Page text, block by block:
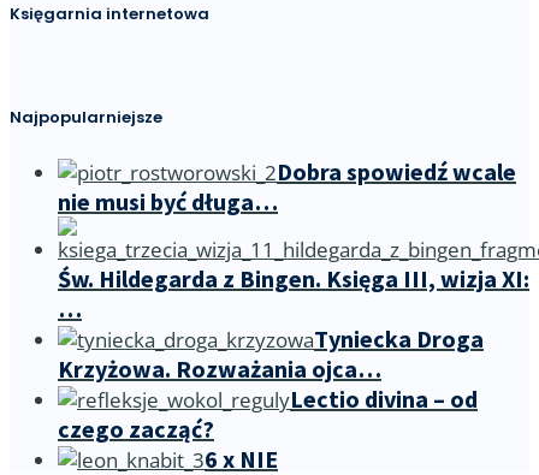
Księgarnia internetowa
Najpopularniejsze
Dobra spowiedź wcale
nie musi być długa…
Św. Hildegarda z Bingen. Księga III, wizja XI:
…
Tyniecka Droga
Krzyżowa. Rozważania ojca…
Lectio divina – od
czego zacząć?
6 x NIE